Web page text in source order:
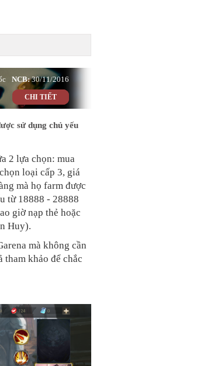
30/11/2016
NCB:
CHI TIẾT
sử dụng chủ yếu
2 lựa chọn: mua
loại cấp 3, giá
mà họ farm được
từ 18888 - 28888
giờ nạp thẻ hoặc
Huy).
mà không cần
tham khảo để chắc